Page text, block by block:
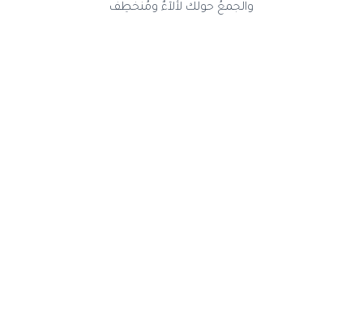
والجمعُ حولك لأْلآءٌ ومُنخَطِفُ